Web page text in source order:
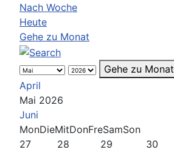
Nach Woche
Heute
Gehe zu Monat
Gehe zu Monat
April
Mai 2026
Juni
MonDieMitDonFreSamSon
27
28 29 30